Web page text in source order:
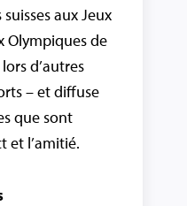
aux Jeux
Olympiques de
d’autres
– et diffuse
que sont
et l’amitié.